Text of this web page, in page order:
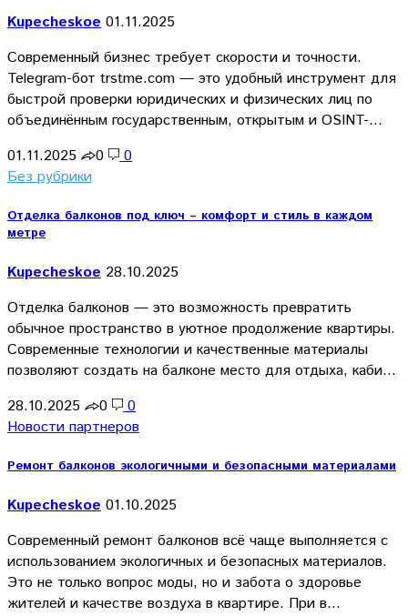
Kupecheskoe 01.11.2025
Современный бизнес требует скорости и точности.
Telegram-бот trstme.com — это удобный инструмент для
быстрой проверки юридических и физических лиц по
объединённым государственным, открытым и OSINT-…
01.11.2025
0
0
Без рубрики
Отделка балконов под ключ – комфорт и стиль в каждом
метре
Kupecheskoe 28.10.2025
Отделка балконов — это возможность превратить
обычное пространство в уютное продолжение квартиры.
Современные технологии и качественные материалы
позволяют создать на балконе место для отдыха, каби…
28.10.2025
0
0
Новости партнеров
Ремонт балконов экологичными и безопасными материалами
Kupecheskoe 01.10.2025
Современный ремонт балконов всё чаще выполняется с
использованием экологичных и безопасных материалов.
Это не только вопрос моды, но и забота о здоровье
жителей и качестве воздуха в квартире. При в…